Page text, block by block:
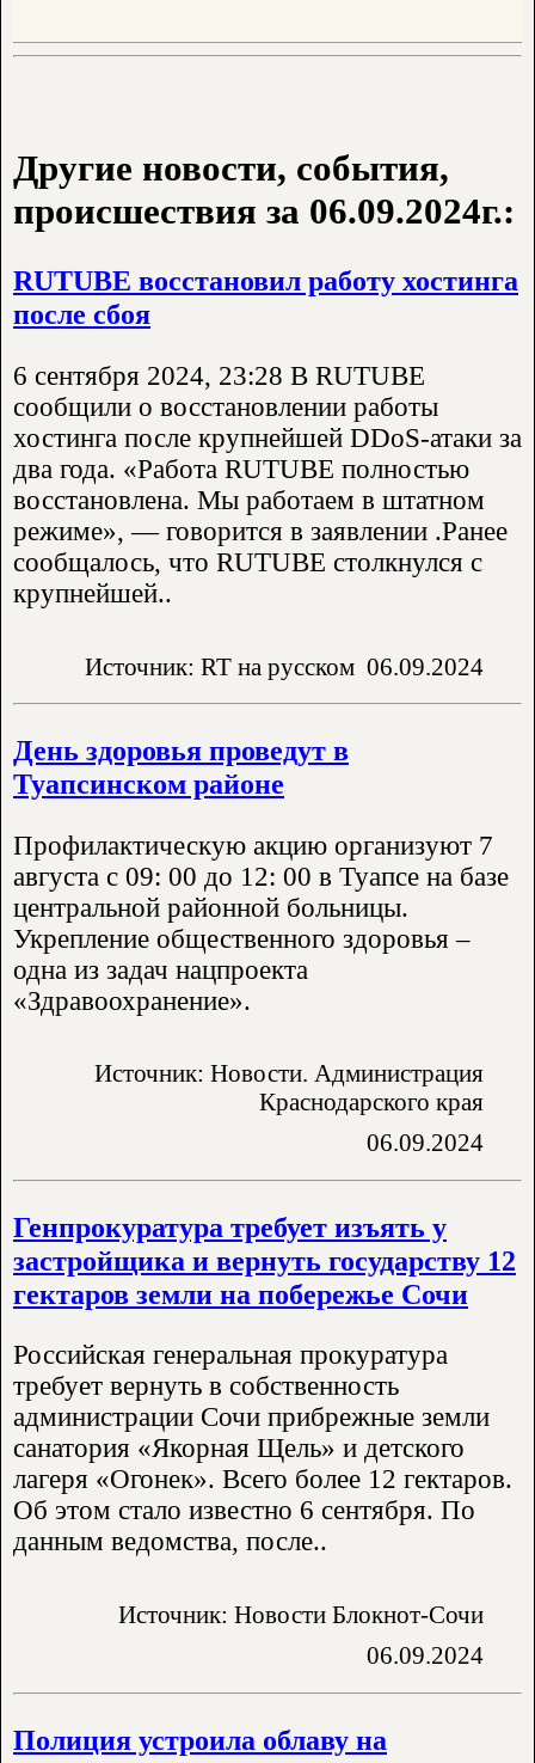
Другие новости, события,
происшествия за 06.09.2024г.:
RUTUBE восстановил работу хостинга
после сбоя
6 сентября 2024, 23:28 В RUTUBE
сообщили о восстановлении работы
хостинга после крупнейшей DDoS-атаки за
два года. «Работа RUTUBE полностью
восстановлена. Мы работаем в штатном
режиме», — говорится в заявлении .Ранее
сообщалось, что RUTUBE столкнулся с
крупнейшей..
Источник: RT на русском 06.09.2024
День здоровья проведут в
Туапсинском районе
Профилактическую акцию организуют 7
августа с 09: 00 до 12: 00 в Туапсе на базе
центральной районной больницы.
Укрепление общественного здоровья –
одна из задач нацпроекта
«Здравоохранение».
Источник: Новости. Администрация
Краснодарского края
06.09.2024
Генпрокуратура требует изъять у
застройщика и вернуть государству 12
гектаров земли на побережье Сочи
Российская генеральная прокуратура
требует вернуть в собственность
администрации Сочи прибрежные земли
санатория «Якорная Щель» и детского
лагеря «Огонек». Всего более 12 гектаров.
Об этом стало известно 6 сентября. По
данным ведомства, после..
Источник: Новости Блокнот-Сочи
06.09.2024
Полиция устроила облаву на